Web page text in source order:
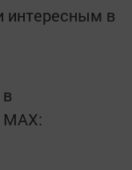
в
MАХ: